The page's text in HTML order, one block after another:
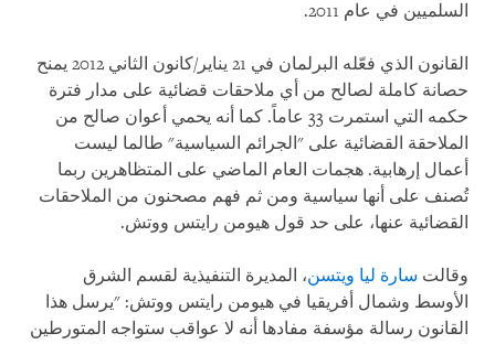
السلميين في عام 2011.
القانون الذي فعّله البرلمان في 21 يناير/كانون الثاني 2012 يمنح
حصانة كاملة لصالح من أي ملاحقات قضائية على مدار فترة
حكمه التي استمرت 33 عاماً. كما أنه يحمي أعوان صالح من
الملاحقة القضائية على "الجرائم السياسية" طالما ليست
أعمال إرهابية. هجمات العام الماضي على المتظاهرين ربما
تُصنف على أنها سياسية ومن ثم فهم مصحنون من الملاحقات
القضائية عنها، على حد قول هيومن رايتس ووتش.
وقالت سارة ليا ويتسن، المديرة التنفيذية لقسم الشرق
الأوسط وشمال أفريقيا في هيومن رايتس ووتش: "يرسل هذا
القانون رسالة مؤسفة مفادها أنه لا عواقب ستواجه المتورطين